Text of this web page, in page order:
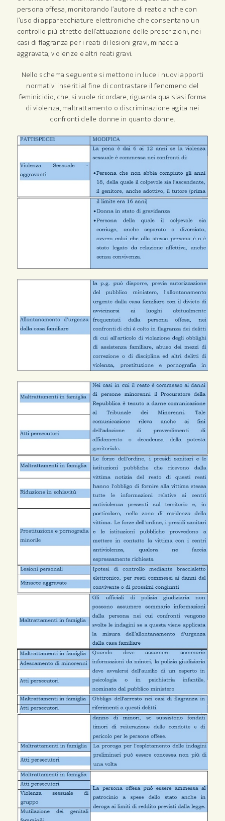
persona offesa, monitorando l’autore di reato anche con
l’uso di apparecchiature elettroniche che consentano un
controllo più stretto dell’attuazione delle prescrizioni, nei
casi di flagranza per i reati di lesioni gravi, minaccia
aggravata, violenze e altri reati gravi.
Nello schema seguente si mettono in luce i nuovi apporti
normativi inseriti al fine di contrastare il fenomeno del
feminicidio, che, si vuole ricordare, riguarda qualsiasi forma
di violenza, maltrattamento o discriminazione agita nei
confronti delle donne in quanto donne.